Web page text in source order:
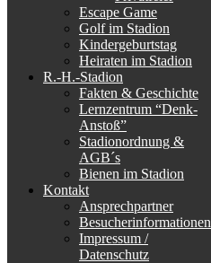
Escape Game
Golf im Stadion
Kindergeburtstag
Heiraten im Stadion
R.-H.-Stadion
Fakten & Geschichte
Lernzentrum “Denk-
Anstoß”
Stadionordnung &
AGB´s
Bienen im Stadion
Kontakt
Ansprechpartner
Besucherinformationen
Impressum /
Datenschutz